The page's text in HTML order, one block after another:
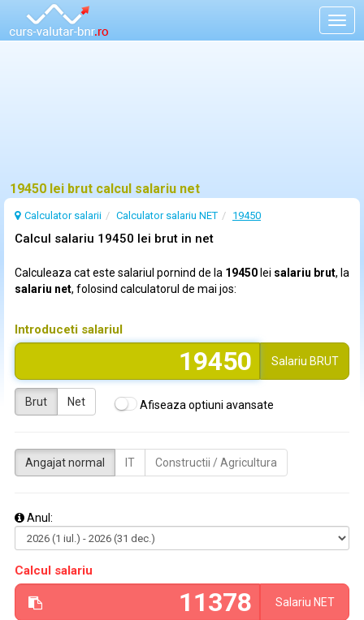
19450 lei brut calcul salariu net
Calculator salarii Calculator salariu NET 19450
Calcul salariu 19450 lei brut in net
Calculeaza cat este salariul pornind de la 19450 lei salariu brut, la
salariu net, folosind calculatorul de mai jos:
Introduceti salariul
Salariu BRUT
Brut Net Afiseaza optiuni avansate
Angajat normal IT Constructii / Agricultura
Anul:
Calcul salariu
Salariu NET